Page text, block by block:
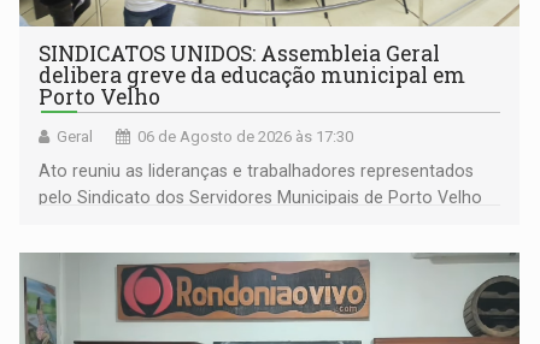
SINDICATOS UNIDOS: Assembleia Geral
delibera greve da educação municipal em
Porto Velho
Geral 06 de Agosto de 2026 às 17:30
Ato reuniu as lideranças e trabalhadores representados
pelo Sindicato dos Servidores Municipais de Porto Velho